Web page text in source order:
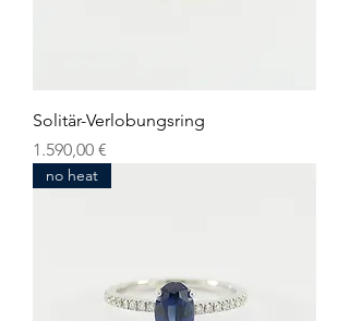
Solitär-Verlobungsring
Preis
1.590,00 €
no heat